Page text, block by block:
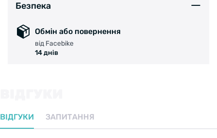
Безпека
Обмін або повернення
від Facebike
14 днів
ВІДГУКИ ЗАПИТАННЯ